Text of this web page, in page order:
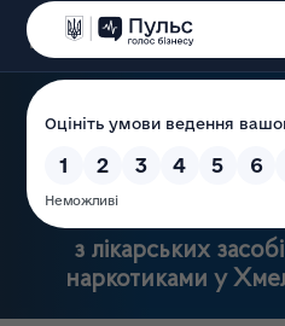
з лікарських
наркотиками у